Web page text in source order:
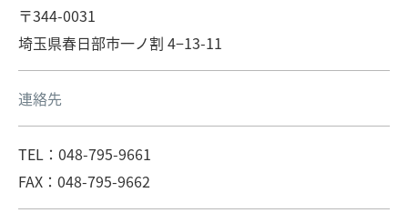
〒344-0031
埼玉県春日部市一ノ割 4−13-11
連絡先
TEL：048-795-9661
FAX：048-795-9662